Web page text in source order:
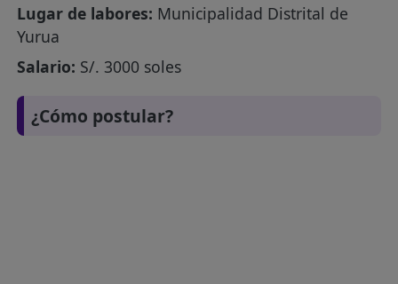
Lugar de labores: Municipalidad Distrital de
Yurua
Salario: S/. 3000 soles
¿Cómo postular?